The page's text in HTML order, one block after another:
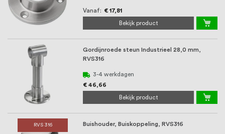
Vanaf € 17,81
Bekijk product
Gordijnroede steun Industrieel 28,0 mm,
RVS316
3-4 werkdagen
€ 46,66
Bekijk product
RVS 316 Buishouder, Buiskoppeling, RVS316